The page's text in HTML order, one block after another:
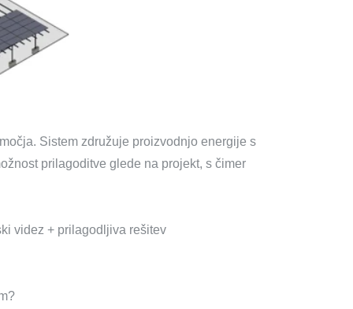
Sistem združuje proizvodnjo energije s
prilagoditve glede na projekt, s čimer
videz + prilagodljiva rešitev